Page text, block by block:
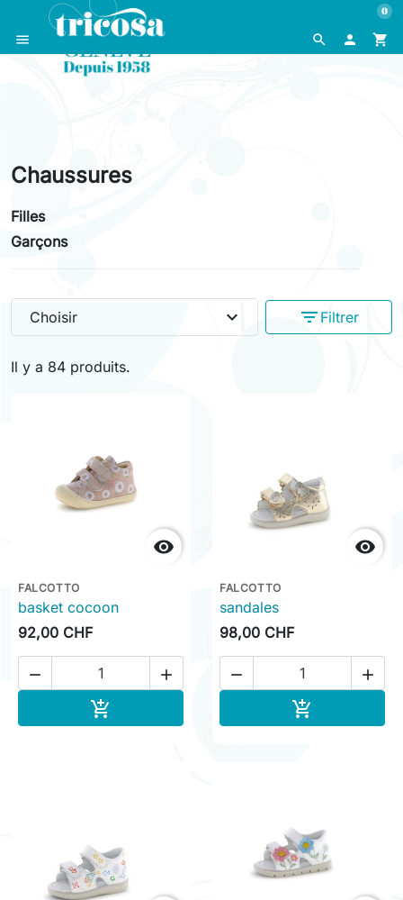
search
menu  shopping_cart
0
Chaussures
Filles
Garçons
Il y a 84 produits.
Choisir expand_more filter_list Filtrer

FALCOTTO
basket cocoon
92,00 CHF
 


FALCOTTO
sandales
98,00 CHF
 
